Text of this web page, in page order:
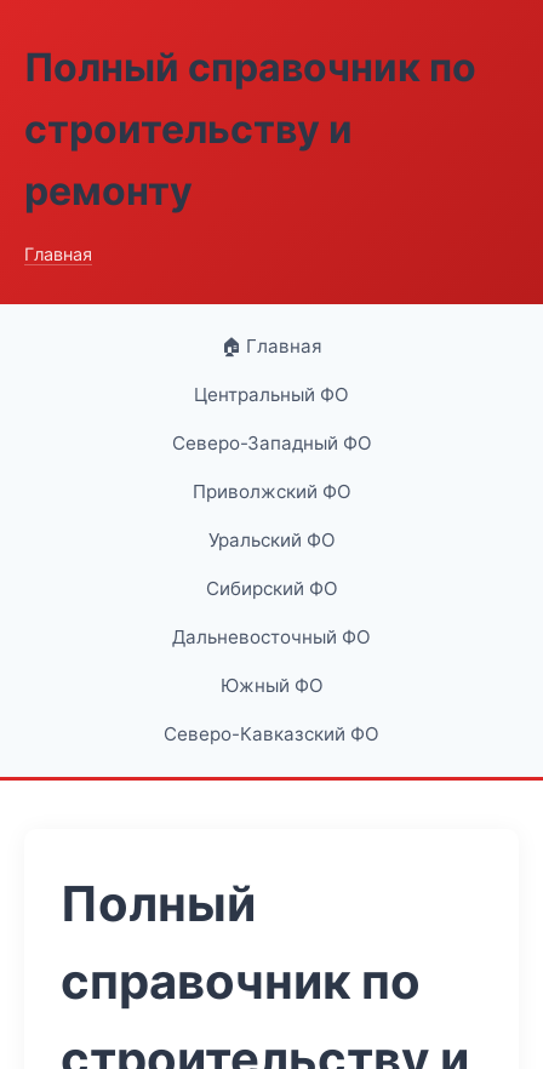
Полный справочник по
строительству и
ремонту
Главная
🏠 Главная
Центральный ФО
Северо-Западный ФО
Приволжский ФО
Уральский ФО
Сибирский ФО
Дальневосточный ФО
Южный ФО
Северо-Кавказский ФО
Полный
справочник по